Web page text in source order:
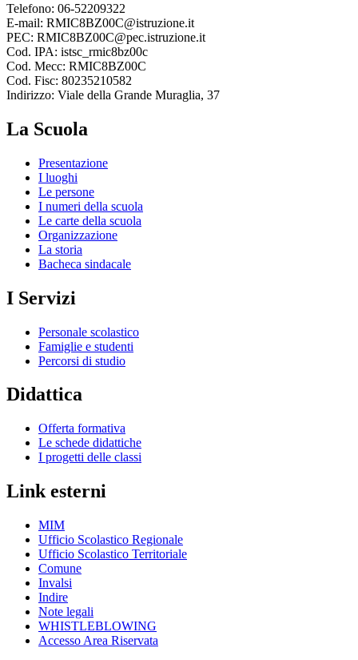
Telefono: 06-52209322
E-mail: RMIC8BZ00C@istruzione.it
PEC: RMIC8BZ00C@pec.istruzione.it
Cod. IPA: istsc_rmic8bz00c
Cod. Mecc: RMIC8BZ00C
Cod. Fisc: 80235210582
Indirizzo: Viale della Grande Muraglia, 37
La Scuola
Presentazione
I luoghi
Le persone
I numeri della scuola
Le carte della scuola
Organizzazione
La storia
Bacheca sindacale
I Servizi
Personale scolastico
Famiglie e studenti
Percorsi di studio
Didattica
Offerta formativa
Le schede didattiche
I progetti delle classi
Link esterni
MIM
Ufficio Scolastico Regionale
Ufficio Scolastico Territoriale
Comune
Invalsi
Indire
Note legali
WHISTLEBLOWING
Accesso Area Riservata